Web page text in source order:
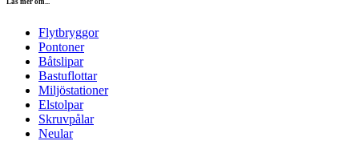
Flytbryggor
Pontoner
Båtslipar
Bastuflottar
Miljöstationer
Elstolpar
Skruvpålar
Neular